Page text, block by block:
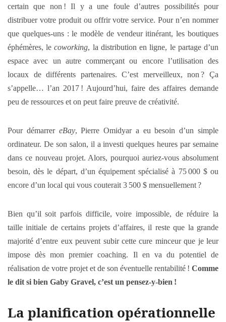
certain que non ! Il y a une foule d’autres possibilités pour
distribuer votre produit ou offrir votre service. Pour n’en nommer
que quelques-uns : le modèle de vendeur itinérant, les boutiques
éphémères, lecoworking, la distribution en ligne, le partage d’un
espace avec un autre commerçant ou encore l’utilisation des
locaux de différents partenaires. C’est merveilleux, non ? Ça
s’appelle… l’an 2017 ! Aujourd’hui, faire des affaires demande
peu de ressources et on peut faire preuve de créativité.
Pour démarrer eBay, Pierre Omidyar a eu besoin d’un simple
ordinateur. De son salon, il a investi quelques heures par semaine
dans ce nouveau projet. Alors, pourquoi auriez-vous absolument
besoin, dès le départ, d’un équipement spécialisé à 75 000 $ ou
encore d’un local qui vous couterait 3 500 $ mensuellement ?
Bien qu’il soit parfois difficile, voire impossible, de réduire la
taille initiale de certains projets d’affaires, il reste que la grande
majorité d’entre eux peuvent subir cette cure minceur que je leur
impose dès mon premier coaching. Il en va du potentiel de
réalisation de votre projet et de son éventuelle rentabilité ! Comme
le dit si bien Gaby Gravel, c’est un pensez-y-bien !
La planification opérationnelle